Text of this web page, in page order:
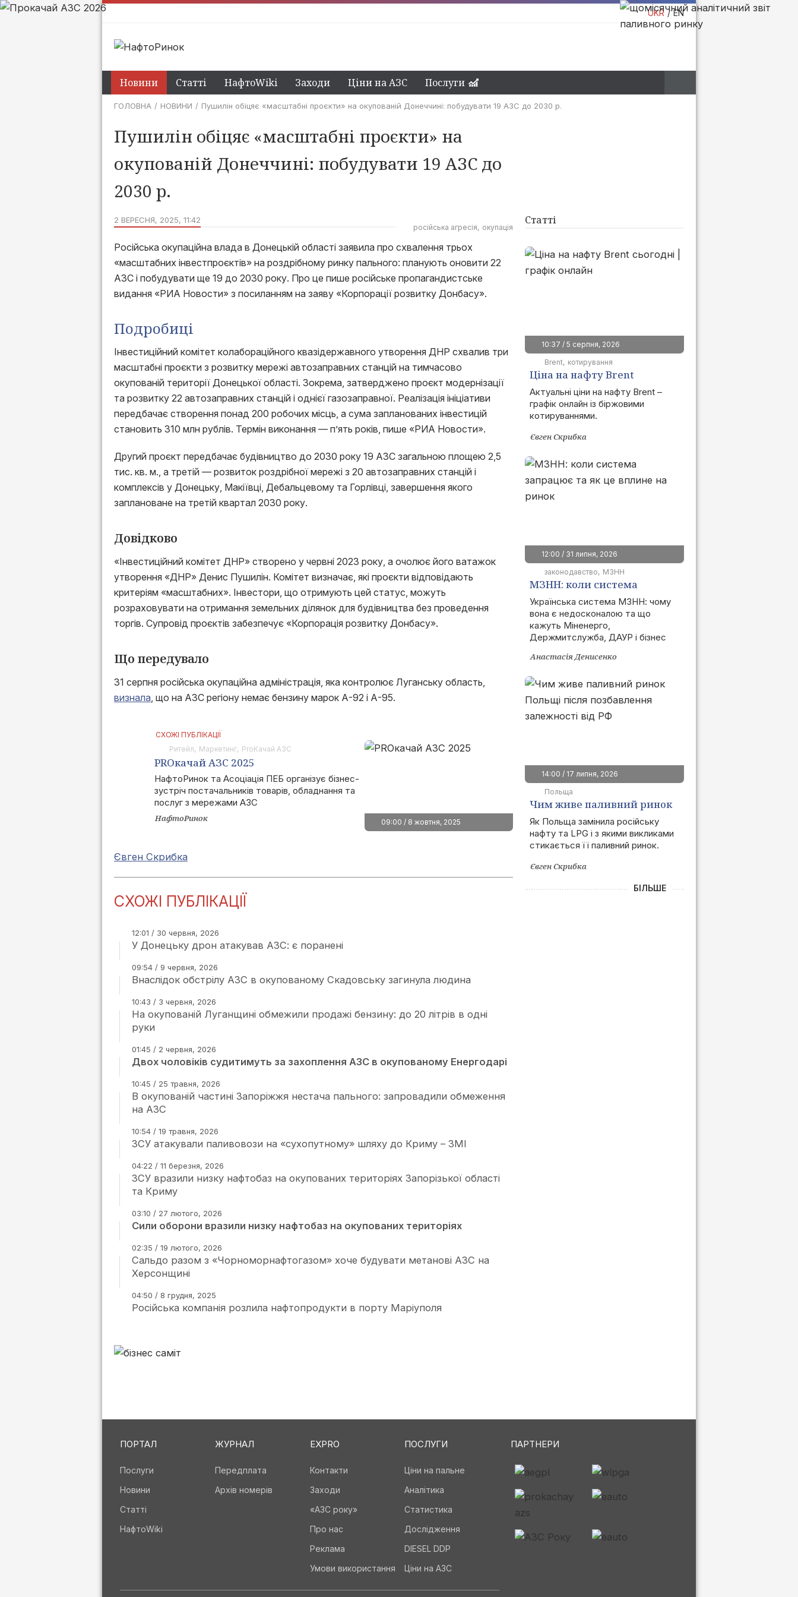
UKR EN
Новини Статті НафтоWiki Заходи Ціни на АЗС Послуги
ГОЛОВНА НОВИНИ Пушилін обіцяє «масштабні проєкти» на окупованій Донеччині: побудувати 19 АЗС до 2030 р.
Пушилін обіцяє «масштабні проєкти» на
окупованій Донеччині: побудувати 19 АЗС до
2030 р.
2 ВЕРЕСНЯ, 2025, 11:42
російська агресія окупація
Російська окупаційна влада в Донецькій області заявила про схвалення трьох
«масштабних інвестпроєктів» на роздрібному ринку пального: планують оновити 22
АЗС і побудувати ще 19 до 2030 року. Про це пише російське пропагандистське
видання «РИА Новости» з посиланням на заяву «Корпорації розвитку Донбасу».
Подробиці
Інвестиційний комітет колабораційного квазідержавного утворення ДНР схвалив три
масштабні проєкти з розвитку мережі автозаправних станцій на тимчасово
окупованій території Донецької області. Зокрема, затверджено проєкт модернізації
та розвитку 22 автозаправних станцій і однієї газозаправної. Реалізація ініціативи
передбачає створення понад 200 робочих місць, а сума запланованих інвестицій
становить 310 млн рублів. Термін виконання — п’ять років, пише «РИА Новости».
Другий проєкт передбачає будівництво до 2030 року 19 АЗС загальною площею 2,5
тис. кв. м., а третій — розвиток роздрібної мережі з 20 автозаправних станцій і
комплексів у Донецьку, Макіївці, Дебальцевому та Горлівці, завершення якого
заплановане на третій квартал 2030 року.
Довідково
«Інвестиційний комітет ДНР» створено у червні 2023 року, а очолює його ватажок
утворення «ДНР» Денис Пушилін. Комітет визначає, які проєкти відповідають
критеріям «масштабних». Інвестори, що отримують цей статус, можуть
розраховувати на отримання земельних ділянок для будівництва без проведення
торгів. Супровід проєктів забезпечує «Корпорація розвитку Донбасу».
Що передувало
31 серпня російська окупаційна адміністрація, яка контролює Луганську область,
визнала, що на АЗС регіону немає бензину марок А-92 і А-95.
СХОЖІ ПУБЛІКАЦІЇ
09:00 / 8 жовтня, 2025
Ритейл Маркетинг ProКачай АЗС
PROкачай АЗС 2025
НафтоРинок та Асоціація ПЕБ організує бізнес-
зустріч постачальників товарів, обладнання та
послуг з мережами АЗС
НафтоРинок
Євген Скрибка
СХОЖІ ПУБЛІКАЦІЇ
12:01 / 30 червня, 2026
У Донецьку дрон атакував АЗС: є поранені
09:54 / 9 червня, 2026
Внаслідок обстрілу АЗС в окупованому Скадовську загинула людина
10:43 / 3 червня, 2026
На окупованій Луганщині обмежили продажі бензину: до 20 літрів в одні
руки
01:45 / 2 червня, 2026
Двох чоловіків судитимуть за захоплення АЗС в окупованому Енергодарі
10:45 / 25 травня, 2026
В окупованій частині Запоріжжя нестача пального: запровадили обмеження
на АЗС
10:54 / 19 травня, 2026
ЗСУ атакували паливовози на «сухопутному» шляху до Криму – ЗМІ
04:22 / 11 березня, 2026
ЗСУ вразили низку нафтобаз на окупованих територіях Запорізької області
та Криму
03:10 / 27 лютого, 2026
Сили оборони вразили низку нафтобаз на окупованих територіях
02:35 / 19 лютого, 2026
Сальдо разом з «Чорноморнафтогазом» хоче будувати метанові АЗС на
Херсонщині
04:50 / 8 грудня, 2025
Російська компанія розлила нафтопродукти в порту Маріуполя
Статті
10:37 / 5 серпня, 2026
Brent котирування
Ціна на нафту Brent
сьогодні | графік онлайн
Актуальні ціни на нафту Brent –
графік онлайн із біржовими
котируваннями.
Євген Скрибка
12:00 / 31 липня, 2026
законодавство
МЗНН
МЗНН: коли система
запрацює та як це вплине
на ринок
Українська система МЗНН: чому
вона є недосконалою та що
кажуть Міненерго,
Держмитслужба, ДАУР і бізнес
Анастасія Денисенко
14:00 / 17 липня, 2026
Польща
Чим живе паливний ринок
Польщі після позбавлення
залежності від РФ
Як Польща замінила російську
нафту та LPG і з якими викликами
стикається її паливний ринок.
Євген Скрибка
БІЛЬШЕ
ПОРТАЛ
Послуги
Новини
Статті
НафтоWiki
ЖУРНАЛ
Передплата
Архів номерів
EXPRO
Контакти
Заходи
«АЗС року»
Про нас
Реклама
Умови використання
ПОСЛУГИ
Ціни на пальне
Аналітика
Статистика
Дослідження
DIESEL DDP
Ціни на АЗС
ПАРТНЕРИ